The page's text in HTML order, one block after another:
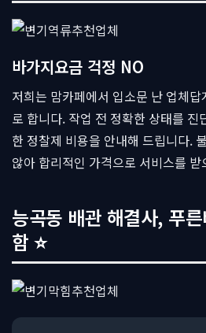
바가지요금 걱정 NO
저희는 맘카페에서 입소문 난 업체
로 합니다. 작업 전 정확한 상태를 진
한 정찰제 비용을 안내해 드립니다.
않아 합리적인 가격으로 서비스를
능곡동 배관 해결사, 푸
함 ⭐